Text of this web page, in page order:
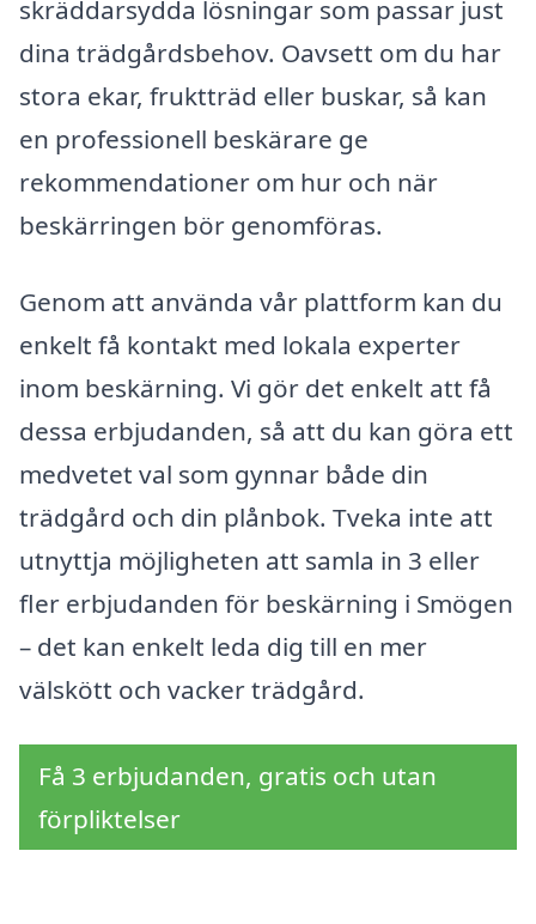
skräddarsydda lösningar som passar just
dina trädgårdsbehov. Oavsett om du har
stora ekar, fruktträd eller buskar, så kan
en professionell beskärare ge
rekommendationer om hur och när
beskärringen bör genomföras.
Genom att använda vår plattform kan du
enkelt få kontakt med lokala experter
inom beskärning. Vi gör det enkelt att få
dessa erbjudanden, så att du kan göra ett
medvetet val som gynnar både din
trädgård och din plånbok. Tveka inte att
utnyttja möjligheten att samla in 3 eller
fler erbjudanden för beskärning i Smögen
– det kan enkelt leda dig till en mer
välskött och vacker trädgård.
Få 3 erbjudanden, gratis och utan
förpliktelser